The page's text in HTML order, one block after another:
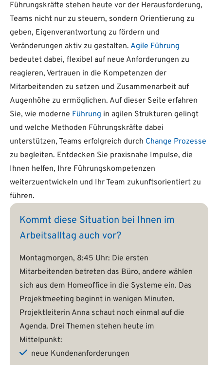
Führungskräfte stehen heute vor der Herausforderung,
Teams nicht nur zu steuern, sondern Orientierung zu
geben, Eigenverantwortung zu fördern und
Veränderungen aktiv zu gestalten. Agile Führung
bedeutet dabei, flexibel auf neue Anforderungen zu
reagieren, Vertrauen in die Kompetenzen der
Mitarbeitenden zu setzen und Zusammenarbeit auf
Augenhöhe zu ermöglichen. Auf dieser Seite erfahren
Sie, wie moderne Führung in agilen Strukturen gelingt
und welche Methoden Führungskräfte dabei
unterstützen, Teams erfolgreich durch Change Prozesse
zu begleiten. Entdecken Sie praxisnahe Impulse, die
Ihnen helfen, Ihre Führungskompetenzen
weiterzuentwickeln und Ihr Team zukunftsorientiert zu
führen.
Kommt diese Situation bei Ihnen im
Arbeitsalltag auch vor?
Montagmorgen, 8:45 Uhr: Die ersten
Mitarbeitenden betreten das Büro, andere wählen
sich aus dem Homeoffice in die Systeme ein. Das
Projektmeeting beginnt in wenigen Minuten.
Projektleiterin Anna schaut noch einmal auf die
Agenda. Drei Themen stehen heute im
Mittelpunkt:
neue Kundenanforderungen